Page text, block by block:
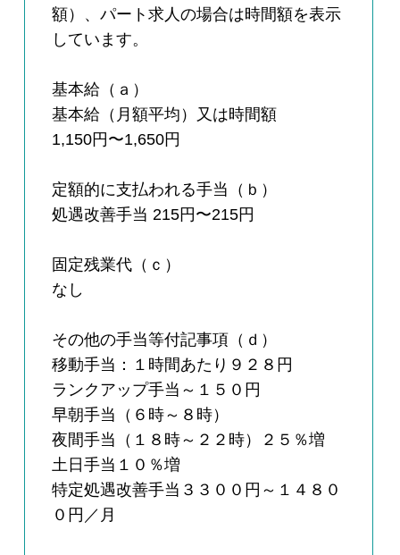
額）、パート求人の場合は時間額を表示
しています。
基本給（ａ）
基本給（月額平均）又は時間額
1,150円〜1,650円
定額的に支払われる手当（ｂ）
処遇改善手当 215円〜215円
固定残業代（ｃ）
なし
その他の手当等付記事項（ｄ）
移動手当：１時間あたり９２８円
ランクアップ手当～１５０円
早朝手当（６時～８時）
夜間手当（１８時～２２時）２５％増
土日手当１０％増
特定処遇改善手当３３００円～１４８０
０円／月